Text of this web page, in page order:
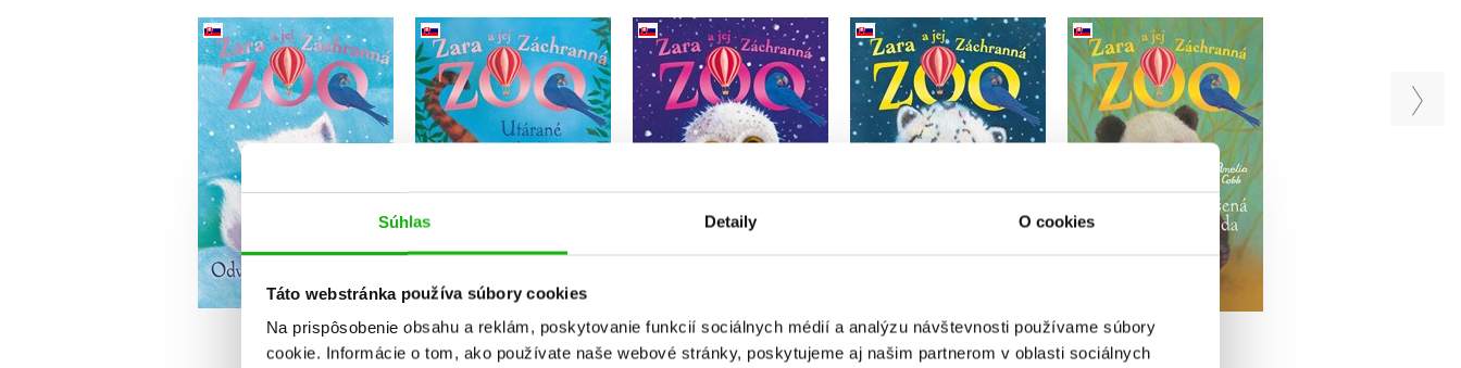
Súhlas Detaily O cookies
Táto webstránka používa súbory cookies
Na prispôsobenie obsahu a reklám, poskytovanie funkcií sociálnych médií a analýzu návštevnosti používame súbory
cookie. Informácie o tom, ako používate naše webové stránky, poskytujeme aj našim partnerom v oblasti sociálnych
Zara a jej Záchranná
zoo - Odvážna polárna
líštička
Amelia Cobb
Do košíka
7,64 €
Zara a jej Záchranná
zoo - Utárané tigríča
Amelia Cobb
Do košíka
7,64 €
Zara a jej Záchranná
zoo - Unavené sovíča
Amelia Cobb
Zara a jej Záchranná
zoo - Žiarlivý leopard
snežný
Amelia Cobb
Zara a jej Záchranná
zoo - Nezbedná panda
Amelia Cobb Amelia Cobb